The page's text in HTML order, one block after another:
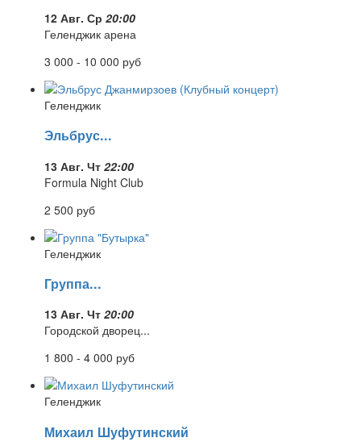
12 Авг. Ср 20:00
Геленджик арена
3 000 - 10 000 руб
Геленджик
Эльбрус...
13 Авг. Чт 22:00
Formula Night Club
2 500 руб
Геленджик
Группа...
13 Авг. Чт 20:00
Городской дворец...
1 800 - 4 000 руб
Геленджик
Михаил Шуфутинский